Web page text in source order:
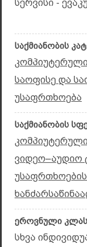
სერვისი -
საქმიანობის
საოფისე და
უსაფრთხოება
საქმიანობის
ვიდეო–აუდიო
ეროვნული
სხვა